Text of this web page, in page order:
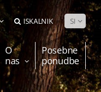
ISKALNIK SI
O
nas
Posebne
ponudbe